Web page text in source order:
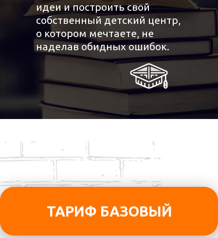
идеи и построить свой
собственный детский центр,
о котором мечтаете, не
наделав обидных ошибок.